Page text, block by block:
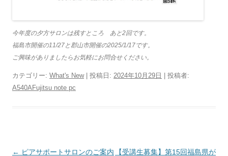
今年度の夕方サロンは残すところ あと2回です。
福島市開催の11/27と郡山市開催の2025/1/17です。
ご興味がありましたらお気軽にお問合せください。
カテゴリー: What's New| 投稿日: 2024年10月29日
投稿者:
A540AFujitsu note pc
投
← ピアサポートサロンのご案内
【受講生募集】第15回福島県が